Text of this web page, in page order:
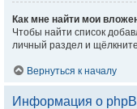
Как мне найти мои
Чтобы найти список
личный раздел и
Вернуться к началу
Информация о